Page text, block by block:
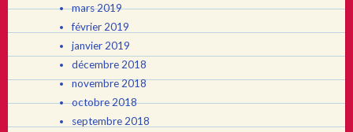
mars 2019
février 2019
janvier 2019
décembre 2018
novembre 2018
octobre 2018
septembre 2018